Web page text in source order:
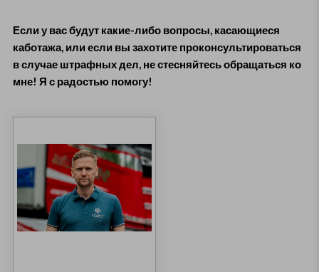
Если у вас будут какие-либо вопросы, касающиеся
каботажа, или если вы захотите проконсультироваться
в случае штрафных дел, не стесняйтесь обращаться ко
мне! Я с радостью помогу!